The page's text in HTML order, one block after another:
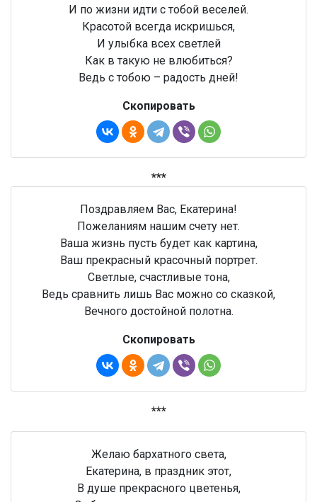
И по жизни идти с тобой веселей.
Красотой всегда искришься,
И улыбка всех светлей
Как в такую не влюбиться?
Ведь с тобою – радость дней!
Скопировать
***
Поздравляем Вас, Екатерина!
Пожеланиям нашим счету нет.
Ваша жизнь пусть будет как картина,
Ваш прекрасный красочный портрет.
Светлые, счастливые тона,
Ведь сравнить лишь Вас можно со сказкой,
Вечного достойной полотна.
Скопировать
***
Желаю бархатного света,
Екатерина, в праздник этот,
В душе прекрасного цветенья,